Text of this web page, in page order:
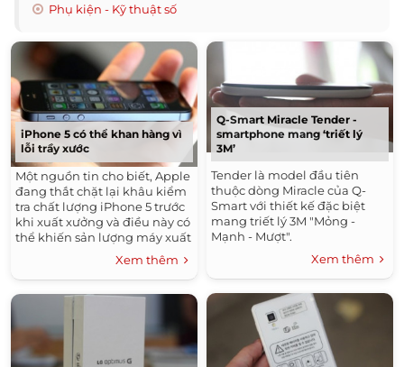
Phụ kiện - Kỹ thuật số
iPhone 5 có thể khan hàng vì
lỗi trầy xước
Một nguồn tin cho biết, Apple
đang thắt chặt lại khâu kiểm
tra chất lượng iPhone 5 trước
khi xuất xưởng và điều này có
thể khiến sản lượng máy xuất
xưởng giảm, dẫn đến tình
trạng thiếu hàng thời gian tới.
Xem thêm
Q-Smart Miracle Tender -
smartphone mang ‘triết lý
3M’
Tender là model đầu tiên
thuộc dòng Miracle của Q-
Smart với thiết kế đặc biệt
mang triết lý 3M "Mỏng -
Mạnh - Mượt".
Xem thêm